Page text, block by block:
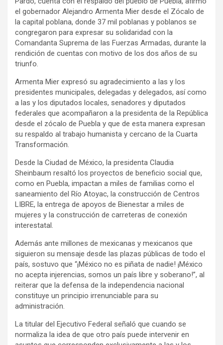
el gobernador Alejandro Armenta Mier desde el Zócalo de
la capital poblana, donde 37 mil poblanas y poblanos se
congregaron para expresar su solidaridad con la
Comandanta Suprema de las Fuerzas Armadas, durante la
rendición de cuentas con motivo de los dos años de su
triunfo.
Armenta Mier expresó su agradecimiento a las y los
presidentes municipales, delegadas y delegados, así como
a las y los diputados locales, senadores y diputados
federales que acompañaron a la presidenta de la República
desde el zócalo de Puebla y que de esta manera expresan
su respaldo al trabajo humanista y cercano de la Cuarta
Transformación.
Desde la Ciudad de México, la presidenta Claudia
Sheinbaum resaltó los proyectos de beneficio social que,
como en Puebla, impactan a miles de familias como el
saneamiento del Río Atoyac, la construcción de Centros
LIBRE, la entrega de apoyos de Bienestar a miles de
mujeres y la construcción de carreteras de conexión
interestatal.
Además ante millones de mexicanas y mexicanos que
siguieron su mensaje desde las plazas públicas de todo el
país, sostuvo que “¡México no es piñata de nadie! ¡México
no acepta injerencias, somos un país libre y soberano!”, al
reiterar que la defensa de la independencia nacional
constituye un principio irrenunciable para su
administración.
La titular del Ejecutivo Federal señaló que cuando se
normaliza la idea de que otro país puede intervenir en